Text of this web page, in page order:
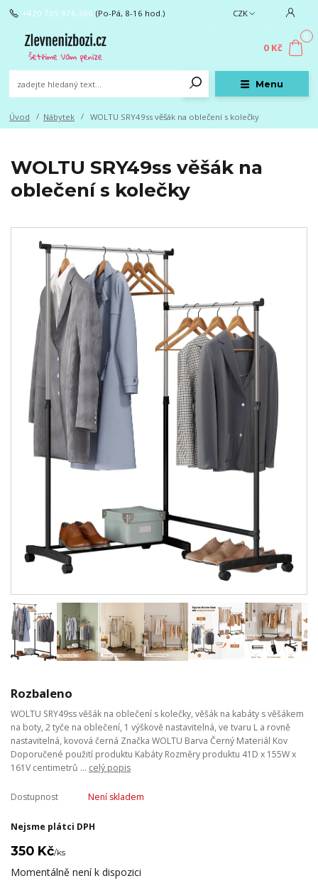
Menu
CZK
+420 705 976 386 (Po-Pá, 8-16 hod.)
0
0 Kč
Úvod Nábytek WOLTU SRY49ss věšák na oblečení s kolečky
WOLTU SRY49ss věšák na
oblečení s kolečky
Rozbaleno
WOLTU SRY49ss věšák na oblečení s kolečky, věšák na kabáty s věšákem
na boty, 2 tyče na oblečení, 1 výškově nastavitelná, ve tvaru L a rovně
nastavitelná, kovová černá Značka WOLTU Barva Černý Materiál Kov
Doporučené použití produktu Kabáty Rozměry produktu 41D x 155W x
161V centimetrů ... celý popis
Dostupnost Není skladem
Nejsme plátci DPH
350 Kč/ks
Momentálně není k dispozici